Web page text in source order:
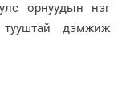
орнуудын нэг
тууштай дэмжиж